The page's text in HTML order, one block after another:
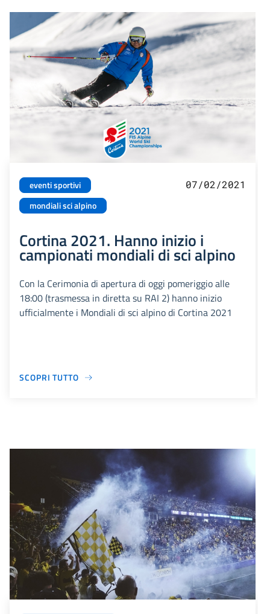
eventi sportivi
mondiali sci alpino
07/02/2021
Cortina 2021. Hanno inizio i
campionati mondiali di sci alpino
Con la Cerimonia di apertura di oggi pomeriggio alle
18:00 (trasmessa in diretta su RAI 2) hanno inizio
ufficialmente i Mondiali di sci alpino di Cortina 2021
SCOPRI TUTTO